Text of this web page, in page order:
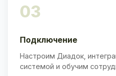
03
Подключение
Настроим Диадок,
системой и обучим